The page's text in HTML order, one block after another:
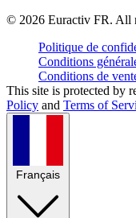
© 2026 Euractiv FR. All
Politique de
Conditions
Conditions de
This site is protected by
Policy and Terms of
Français